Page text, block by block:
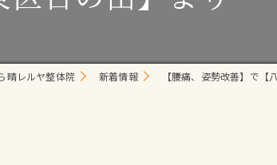
晴レルヤ整体院 新着情報 【腰痛、姿勢改善】で【